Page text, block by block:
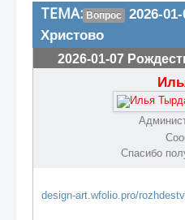
Собор
ТЕМА: Вопрос
2026-
Христово
2026-01-07
Спасибо
design-art.wfolio.pro/